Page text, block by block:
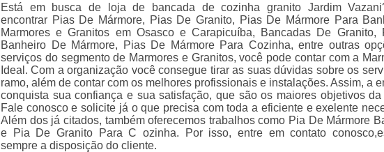
Está em busca de loja de bancada de cozinha granito Jardim
encontrar Pias De Mármore, Pias De Granito, Pias De Mármore Para
Marmores e Granitos em Osasco e Carapicuíba, Bancadas De Granito,
Banheiro De Mármore, Pias De Mármore Para Cozinha, entre outras
serviços do segmento de Marmores e Granitos, você pode contar com a
Ideal. Com a organização você consegue tirar as suas dúvidas sobre os
ramo, além de contar com os melhores profissionais e instalações. Assim, a
conquista sua confiança e sua satisfação, que são os maiores objetivos da
Fale conosco e solicite já o que precisa com toda a eficiente e exelente
Além dos já citados, também oferecemos trabalhos como Pia De Mármore
e Pia De Granito Para C ozinha. Por isso, entre em contato
sempre a disposição do cliente.